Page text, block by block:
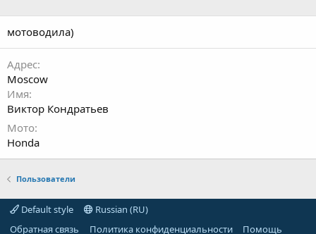
мотоводила)
Адрес
Moscow
Имя
Виктор Кондратьев
Мото
Honda
Пользователи
Default style
Russian (RU)
Обратная связь
Политика конфиденциальности Помощь